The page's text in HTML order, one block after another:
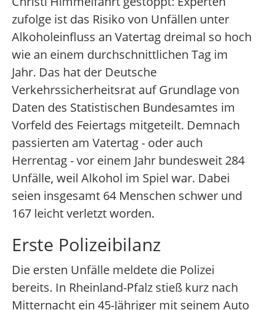
zufolge ist das Risiko von Unfällen unter
Alkoholeinfluss an Vatertag dreimal so hoch
wie an einem durchschnittlichen Tag im
Jahr. Das hat der Deutsche
Verkehrssicherheitsrat auf Grundlage von
Daten des Statistischen Bundesamtes im
Vorfeld des Feiertags mitgeteilt. Demnach
passierten am Vatertag - oder auch
Herrentag - vor einem Jahr bundesweit 284
Unfälle, weil Alkohol im Spiel war. Dabei
seien insgesamt 64 Menschen schwer und
167 leicht verletzt worden.
Erste Polizeibilanz
Die ersten Unfälle meldete die Polizei
bereits. In Rheinland-Pfalz stieß kurz nach
Mitternacht ein 45-Jähriger mit seinem Auto